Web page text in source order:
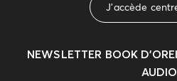
J'accède
NEWSLETTER BOOK
AUDIO